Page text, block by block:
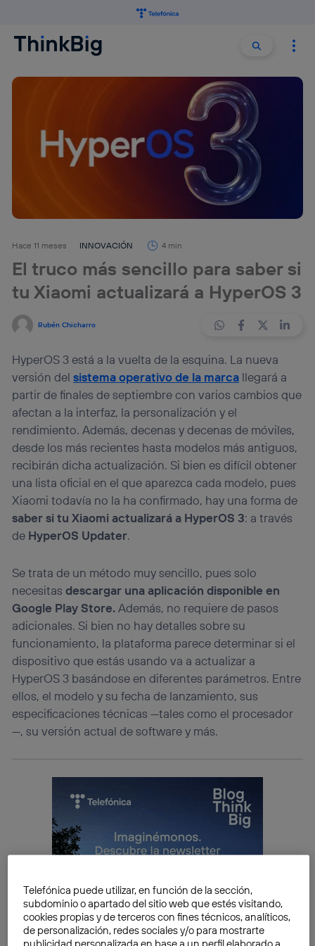
Buscar
Hace 11 meses INNOVACIÓN 4 min
El truco más sencillo para saber si
tu Xiaomi actualizará a HyperOS 3
Rubén Chicharro
HyperOS 3 está a la vuelta de la esquina. La nueva
versión delsistema operativo de la marca llegará a
partir de finales de septiembre con varios cambios que
afectan a la interfaz, la personalización y el
rendimiento. Además, decenas y decenas de móviles,
desde los más recientes hasta modelos más antiguos,
recibirán dicha actualización. Si bien es difícil obtener
una lista oficial en el que aparezca cada modelo, pues
Xiaomi todavía no la ha confirmado, hay una forma de
saber si tu Xiaomi actualizará a HyperOS 3: a través
de HyperOS Updater.
Se trata de un método muy sencillo, pues solo
necesitasdescargar una aplicación disponible en
Google Play Store.Además, no requiere de pasos
adicionales. Si bien no hay detalles sobre su
funcionamiento, la plataforma parece determinar si el
dispositivo que estás usando va a actualizar a
HyperOS 3 basándose en diferentes parámetros. Entre
ellos, el modelo y su fecha de lanzamiento, sus
especificaciones técnicas —tales como el procesador
—, su versión actual de software y más.
Telefónica puede utilizar, en función de la sección,
subdominio o apartado del sitio web que estés visitando,
cookies propias y de terceros con fines técnicos, analíticos,
de personalización, redes sociales y/o para mostrarte
publicidad personalizada en base a un perfil elaborado a